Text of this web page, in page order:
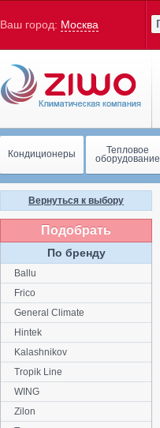
Ваш город: Москва
Кондиционеры Тепловое
оборудование
Вернуться к выбору
Подобрать
По бренду
Ballu
Frico
General Climate
Hintek
Kalashnikov
Tropik Line
WING
Zilon